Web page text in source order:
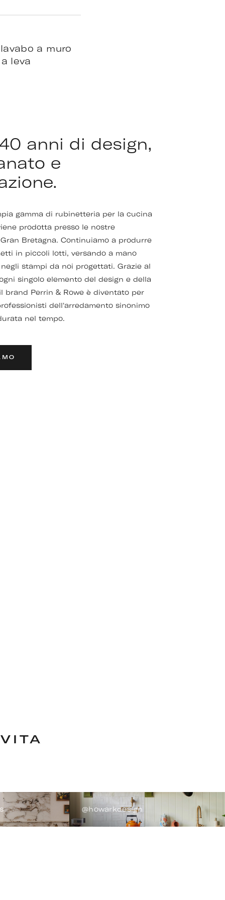
a muro
leva
anni di design,
e
gamma di rubinetteria per la cucina
prodotta presso le nostre
Bretagna. Continuiamo a produrre
in piccoli lotti, versando a mano
stampi da noi progettati. Grazie al
singolo elemento del design e della
brand Perrin & Rowe è diventato per
dell'arredamento sinonimo
nel tempo.
@howarkdesign